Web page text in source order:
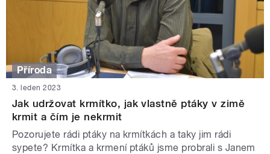
Příroda
3. leden 2023
Jak udržovat krmítko, jak vlastně ptáky v zimě
krmit a čím je nekrmit
Pozorujete rádi ptáky na krmítkách a taky jim rádi
sypete? Krmítka a krmení ptáků jsme probrali s Janem